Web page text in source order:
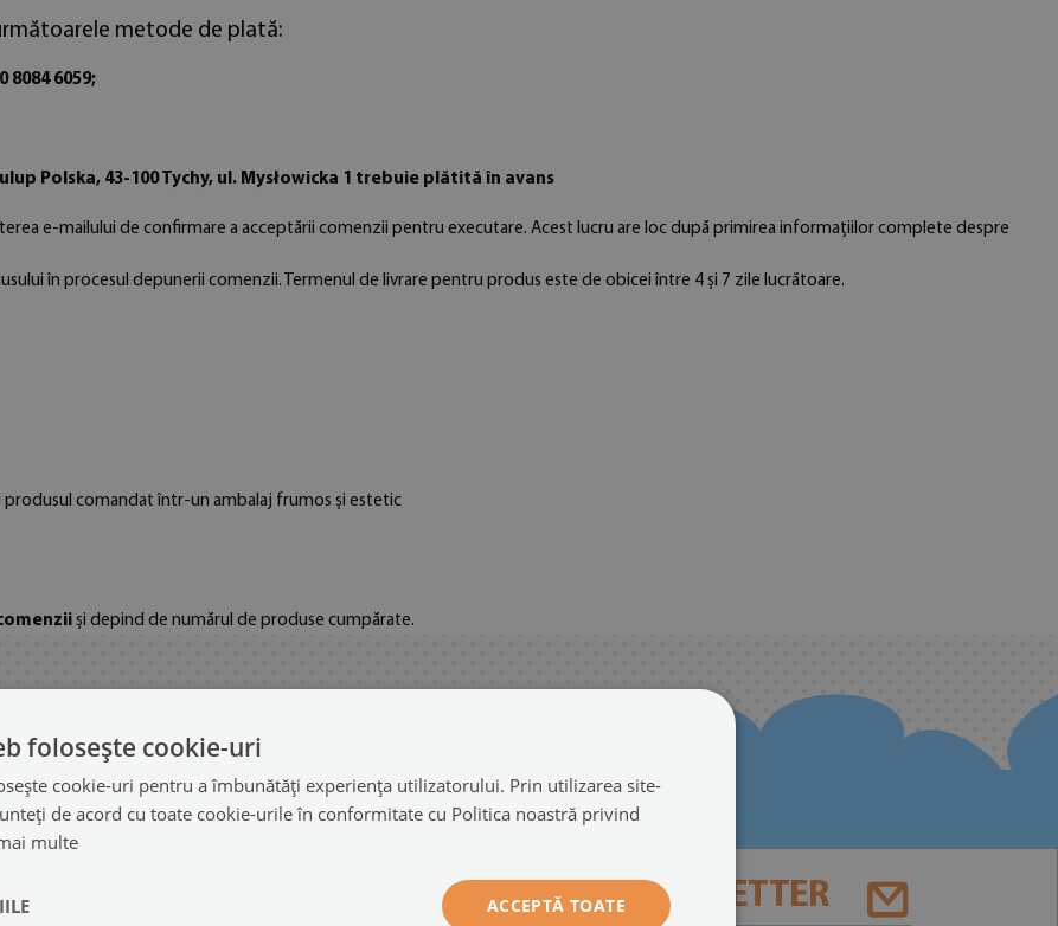
metode de plată:
8084 6059;
Polska, 43-100 Tychy, ul. Mysłowicka 1 trebuie plătită în avans
e-mailului de confirmare a acceptării comenzii pentru executare. Acest lucru are loc după primirea informațiilor complete despre
în procesul depunerii comenzii. Termenul de livrare pentru produs este de obicei între 4 și 7 zile lucrătoare.
comandat într-un ambalaj frumos și estetic
și depind de numărul de produse cumpărate.
NEWSLETTER
folosește cookie-uri
cookie-uri pentru a îmbunătăți experiența utilizatorului. Prin utilizarea site-
de acord cu toate cookie-urile în conformitate cu Politica noastră privind
multe
ACCEPTĂ TOATE